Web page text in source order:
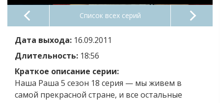
Список всех серий
Дата выхода: 16.09.2011
Длительность: 18:56
Краткое описание серии:
Наша Раша 5 сезон 18 серия — мы живем в
самой прекрасной стране, и все остальные